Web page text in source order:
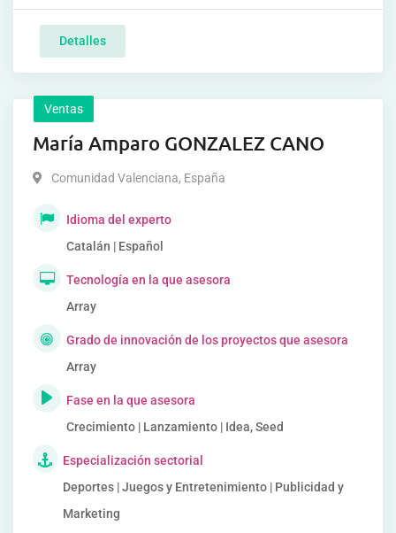
Detalles
Ventas
María Amparo GONZALEZ CANO
Comunidad Valenciana, España
Idioma del experto
Catalán | Español
Tecnología en la que asesora
Array
Grado de innovación de los proyectos que asesora
Array
Fase en la que asesora
Crecimiento | Lanzamiento | Idea, Seed
Especialización sectorial
Deportes | Juegos y Entretenimiento | Publicidad y
Marketing